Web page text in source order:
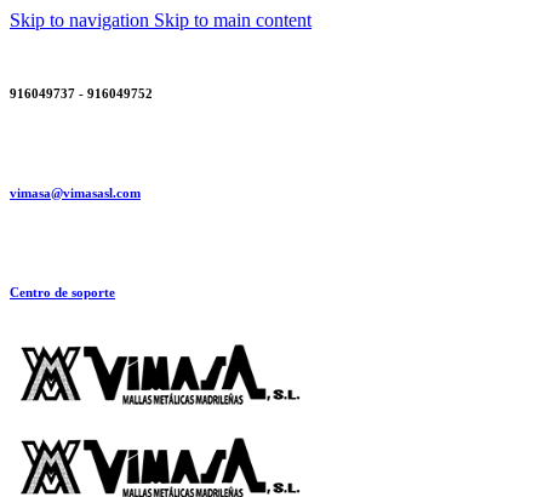
Skip to navigation Skip to main content
916049737 - 916049752
vimasa@vimasasl.com
Centro de soporte